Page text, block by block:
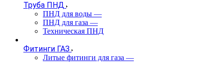
Труба ПНД
ПНД для воды —
ПНД для газа —
Техническая ПНД
Фитинги ГАЗ
Литые фитинги для газа —